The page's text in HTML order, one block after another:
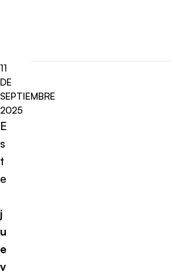
11
DE
SEPTIEMBRE
2025
E
s
t
e
j
u
e
v